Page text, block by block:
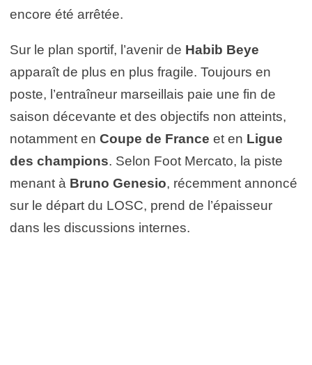
encore été arrêtée.
Sur le plan sportif, l’avenir de Habib Beye
apparaît de plus en plus fragile. Toujours en
poste, l’entraîneur marseillais paie une fin de
saison décevante et des objectifs non atteints,
notamment en Coupe de France et en Ligue
des champions. Selon Foot Mercato, la piste
menant à Bruno Genesio, récemment annoncé
sur le départ du LOSC, prend de l’épaisseur
dans les discussions internes.